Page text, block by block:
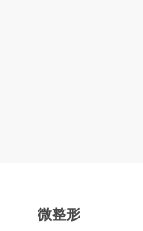
微整形